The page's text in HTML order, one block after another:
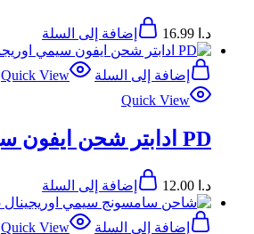
د.ا إضافة إلى السلة
إضافة إلى السلة
Quick View
Quick View
PD ادابتر شحن ايفون سيمي اوريجنال
د.ا إضافة إلى السلة
إضافة إلى السلة
Quick View